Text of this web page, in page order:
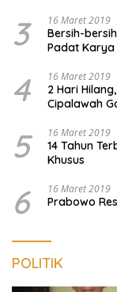
3 16 Maret 2019
Bersih-
Padat Karya
4 16 Maret 2019
2 Hari
Cipalawah
5 16 Maret 2019
14 Tahun
Khusus
6 16 Maret 2019
Prabowo
POLITIK